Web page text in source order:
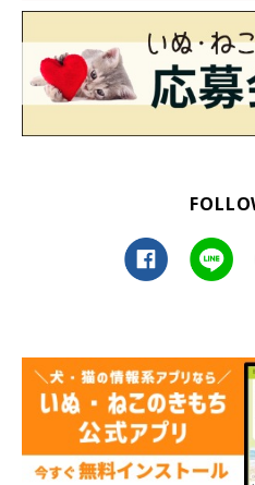
引用／「いぬのきもち」2018年
い賢い？ 犬の知能に迫る』
（監修：東京・世田谷のしつけ
※写真はスマホアプリ「まいに
されたものです。
※記事と写真に関連性はありま